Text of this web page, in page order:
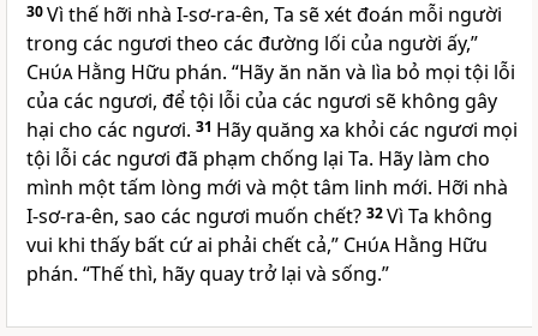
30Vì thế hỡi nhà I-sơ-ra-ên, Ta sẽ xét đoán mỗi người
trong các ngươi theo các đường lối của người ấy,”
ChúaHằng Hữu phán. “Hãy ăn năn và lìa bỏ mọi tội lỗi
của các ngươi, để tội lỗi của các ngươi sẽ không gây
hại cho các ngươi. 31 Hãy quăng xa khỏi các ngươi mọi
tội lỗi các ngươi đã phạm chống lại Ta. Hãy làm cho
mình một tấm lòng mới và một tâm linh mới. Hỡi nhà
I-sơ-ra-ên, sao các ngươi muốn chết? 32Vì Ta không
vui khi thấy bất cứ ai phải chết cả,” ChúaHằng Hữu
phán. “Thế thì, hãy quay trở lại và sống.”